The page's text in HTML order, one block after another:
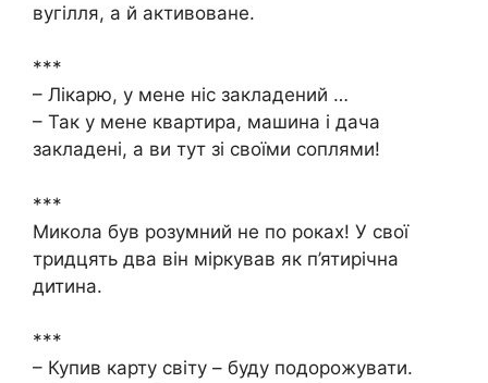
вугілля, а й активоване.
***
– Лікарю, у мене ніс закладений …
– Так у мене квартира, машина і дача
закладені, а ви тут зі своїми соплями!
***
Микола був розумний не по роках! У свої
тридцять два він міркував як п’ятирічна
дитина.
***
– Купив карту світу – буду подорожувати.